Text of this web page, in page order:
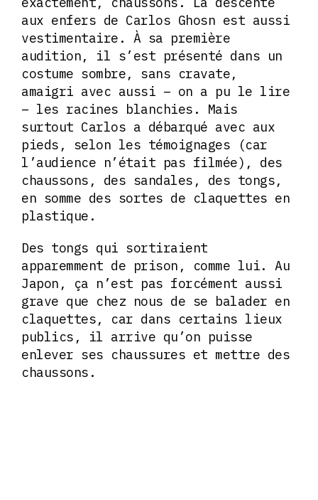
aux enfers de Carlos Ghosn est aussi
vestimentaire. À sa première
audition, il s’est présenté dans un
costume sombre, sans cravate,
amaigri avec aussi – on a pu le lire
– les racines blanchies. Mais
surtout Carlos a débarqué avec aux
pieds, selon les témoignages (car
l’audience n’était pas filmée), des
chaussons, des sandales, des tongs,
en somme des sortes de claquettes en
plastique.
Des tongs qui sortiraient
apparemment de prison, comme lui. Au
Japon, ça n’est pas forcément aussi
grave que chez nous de se balader en
claquettes, car dans certains lieux
publics, il arrive qu’on puisse
enlever ses chaussures et mettre des
chaussons.